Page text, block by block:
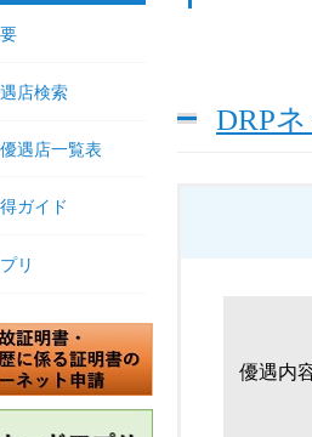
DRP
優遇内
店検索
遇店一覧表
ガイド
リ